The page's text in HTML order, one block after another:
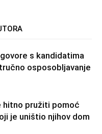
s kandidatima
osposobljavanje
hitno pružiti pomoć
je uništio njihov dom